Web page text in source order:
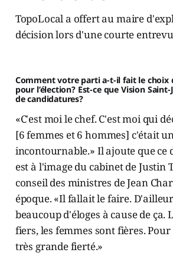
TopoLocal a offert au maire
décision lors d'une courte
Comment votre parti a-t-il fait le choix
pour l’élection? Est-ce que Vision
de candidatures?
«C'est moi le chef. C'est moi qui
[6 femmes et 6 hommes] c'était
incontournable.» Il ajoute que ce
est à l'image du cabinet de Justin
conseil des ministres de Jean
époque. «Il fallait le faire.
beaucoup d'éloges à cause de ça.
fiers, les femmes sont fières.
très grande fierté.»